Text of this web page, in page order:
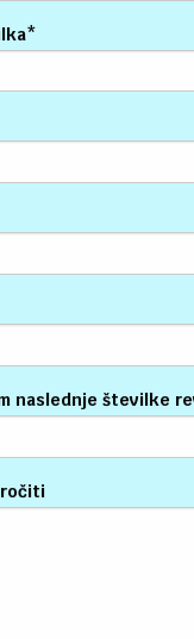
*
naslednje številke